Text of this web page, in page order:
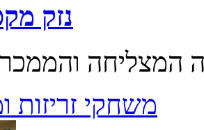
נזק
משחקי זריזות